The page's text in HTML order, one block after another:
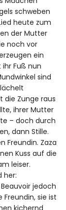
schweben
heute zum
der Mutter
noch vor
ein
Fuß nun
sind
die Zunge raus
ihrer Mutter
– doch durch
dann Stille.
Freundin. Zaza
Kuss auf die
leiser.
her:
jedoch
sie ist